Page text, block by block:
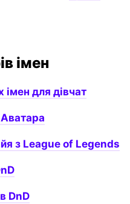
імен
імен для дівчат
Аватара
з League of Legends
DnD